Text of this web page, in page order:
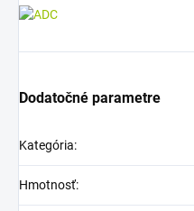
Dodatočné parametre
Kategória:
Hmotnosť: